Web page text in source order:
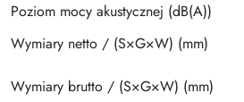
Poziom mocy akustycznej (dB(A))
Wymiary netto / (S×G×W) (mm)
Wymiary brutto / (S×G×W) (mm)